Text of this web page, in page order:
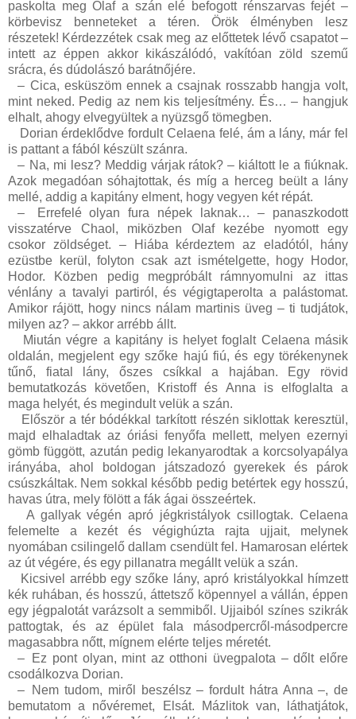
paskolta meg Olaf a szán elé befogott rénszarvas fejét –
körbevisz benneteket a téren. Örök élményben lesz
részetek! Kérdezzétek csak meg az előttetek lévő csapatot –
intett az éppen akkor kikászálódó, vakítóan zöld szemű
srácra, és dúdolászó barátnőjére.
– Cica, esküszöm ennek a csajnak rosszabb hangja volt,
mint neked. Pedig az nem kis teljesítmény. És… – hangjuk
elhalt, ahogy elvegyültek a nyüzsgő tömegben.
Dorian érdeklődve fordult Celaena felé, ám a lány, már fel
is pattant a fából készült szánra.
– Na, mi lesz? Meddig várjak rátok? – kiáltott le a fiúknak.
Azok megadóan sóhajtottak, és míg a herceg beült a lány
mellé, addig a kapitány elment, hogy vegyen két répát.
–
Errefelé olyan fura népek laknak… – panaszkodott
visszatérve Chaol, miközben Olaf kezébe nyomott egy
csokor zöldséget. – Hiába kérdeztem az eladótól, hány
ezüstbe kerül, folyton csak azt ismételgette, hogy Hodor,
Hodor. Közben pedig megpróbált rámnyomulni az ittas
vénlány a tavalyi partiról, és végigtaperolta a palástomat.
Amikor rájött, hogy nincs nálam martinis üveg – ti tudjátok,
milyen az? – akkor arrébb állt.
Miután végre a kapitány is helyet foglalt Celaena másik
oldalán, megjelent egy szőke hajú fiú, és egy törékenynek
tűnő, fiatal lány, őszes csíkkal a hajában. Egy rövid
bemutatkozás követően, Kristoff és Anna is elfoglalta a
maga helyét, és megindult velük a szán.
Először a tér bódékkal tarkított részén siklottak keresztül,
majd elhaladtak az óriási fenyőfa mellett, melyen ezernyi
gömb függött, azután pedig lekanyarodtak a korcsolyapálya
irányába, ahol boldogan játszadozó gyerekek és párok
csúszkáltak. Nem sokkal később pedig betértek egy hosszú,
havas útra, mely fölött a fák ágai összeértek.
A gallyak végén apró jégkristályok csillogtak. Celaena
felemelte a kezét és végighúzta rajta ujjait, melynek
nyomában csilingelő dallam csendült fel. Hamarosan elértek
az út végére, és egy pillanatra megállt velük a szán.
Kicsivel arrébb egy szőke lány, apró kristályokkal hímzett
kék ruhában, és hosszú, áttetsző köpennyel a vállán, éppen
egy jégpalotát varázsolt a semmiből. Ujjaiból színes szikrák
pattogtak, és az épület fala másodpercről-másodpercre
magasabbra nőtt, mígnem elérte teljes méretét.
–
Ez pont olyan, mint az otthoni üvegpalota – dőlt előre
csodálkozva Dorian.
–
Nem tudom, miről beszélsz – fordult hátra Anna –, de
bemutatom a nővéremet, Elsát. Mázlitok van, láthatjátok,